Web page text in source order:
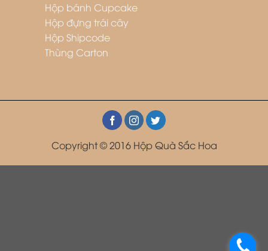
Hộp bánh Cupcake
Hộp đựng trái cây
Hộp Shipcode
Thùng Carton
Copyright © 2016 Hộp Quà Sắc Hoa
.